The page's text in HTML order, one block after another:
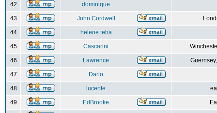
42 dominique
43 John Cordwell
44 helene teba
45 Cascarini
46 Lawrence
47 Dario
48 lucente
49 EdBrooke